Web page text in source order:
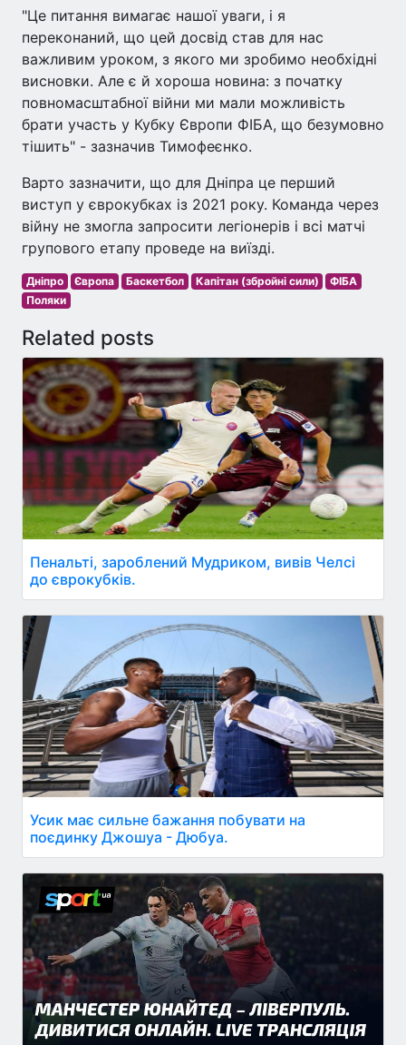
"Це питання вимагає нашої уваги, і я
переконаний, що цей досвід став для нас
важливим уроком, з якого ми зробимо необхідні
висновки. Але є й хороша новина: з початку
повномасштабної війни ми мали можливість
брати участь у Кубку Європи ФІБА, що безумовно
тішить" - зазначив Тимофеєнко.
Варто зазначити, що для Дніпра це перший
виступ у єврокубках із 2021 року. Команда через
війну не змогла запросити легіонерів і всі матчі
групового етапу проведе на виїзді.
Дніпро Європа Баскетбол Капітан (збройні сили)
ФІБА
Поляки
Related posts
Пенальті, зароблений Мудриком, вивів Челсі
до єврокубків.
Усик має сильне бажання побувати на
поєдинку Джошуа - Дюбуа.